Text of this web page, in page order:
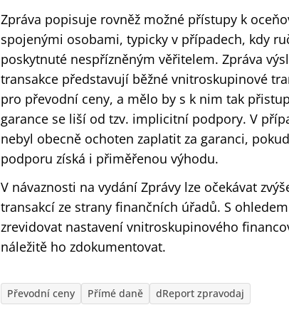
Zpráva popisuje rovněž možné přístupy k
spojenými osobami, typicky v případech, kdy
poskytnuté nespřízněným věřitelem. Zpráva
transakce představují běžné vnitroskupinové
pro převodní ceny, a mělo by s k nim tak
garance se liší od tzv. implicitní podpory. V
nebyl obecně ochoten zaplatit za garanci,
podporu získá i přiměřenou výhodu.
V návaznosti na vydání Zprávy lze očekávat
transakcí ze strany finančních úřadů. S
zrevidovat nastavení vnitroskupinového
náležitě ho zdokumentovat.
Převodní ceny Přímé daně dReport zpravodaj